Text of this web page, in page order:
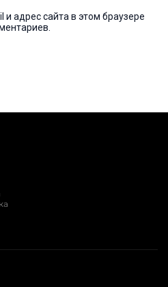
адрес сайта в этом браузере